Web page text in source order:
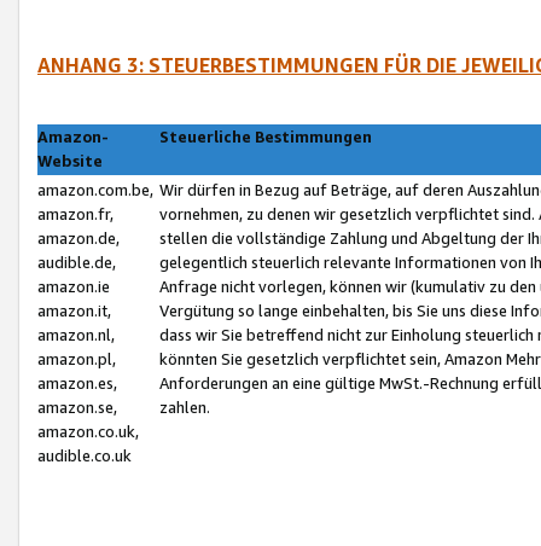
ANHANG 3: STEUERBESTIMMUNGEN FÜR DIE
Amazon-
Website
Steuerliche Bestimmungen
amazon.com.be,
amazon.fr,
amazon.de,
audible.de,
amazon.ie
amazon.it,
amazon.nl,
amazon.pl,
amazon.es,
amazon.se,
amazon.co.uk,
audible.co.uk
Wir dürfen in Bezug auf Beträge, auf deren
vornehmen, zu denen wir gesetzlich verpflichtet
stellen die vollständige Zahlung und Abgeltung der
gelegentlich steuerlich relevante Informationen von
Anfrage nicht vorlegen, können wir (kumulativ zu
Vergütung so lange einbehalten, bis Sie uns diese
dass wir Sie betreffend nicht zur Einholung
könnten Sie gesetzlich verpflichtet sein, Amazon
Anforderungen an eine gültige MwSt.-Rechnung
zahlen.